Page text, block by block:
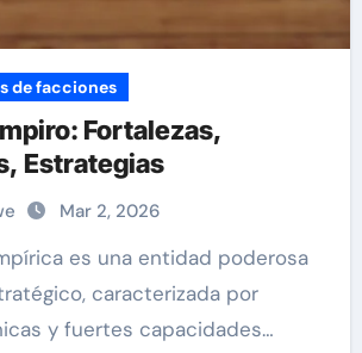
de facciones
Fortalezas,
Estrategias
Mar 2, 2026
caracterizada por
y fuertes capacidades…